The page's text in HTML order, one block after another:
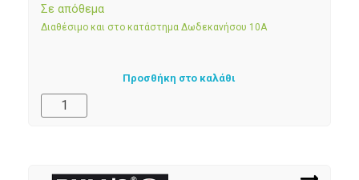
Σε απόθεμα
Διαθέσιμο και στο κατάστημα Δωδεκανήσου 10Α
Προσθήκη στο καλάθι